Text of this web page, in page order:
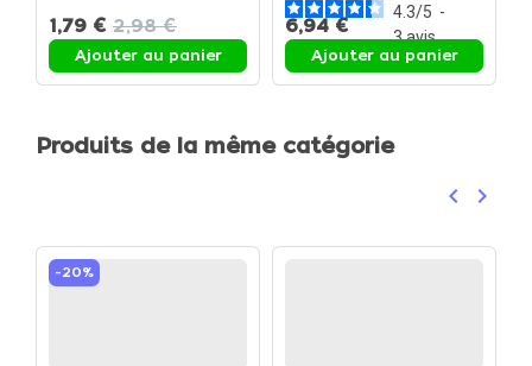
1,79 € 2,98 €
Ajouter au panier
4.3/5 -
3avis
6,94 €
Ajouter au panier
Produits de la même catégorie
Précédent
keyboard_arrow_left keyboard_arrow_right
-20%